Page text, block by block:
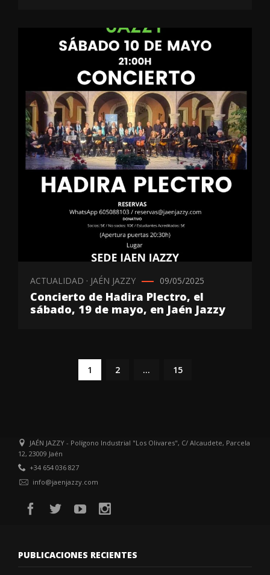
ACTUALIDAD · JAÉN JAZZY 09/05/2025
Concierto de Hadira Plectro, el
sábado, 19 de mayo, en Jaén Jazzy
1 2 … 15
JAÉN JAZZY - Polígono Industrial "Los Olivares", C/ Alcaudete, Parcela
12, 23009 Jaén
+34 654 036 827
info@jaenjazzy.com
PUBLICACIONES RECIENTES